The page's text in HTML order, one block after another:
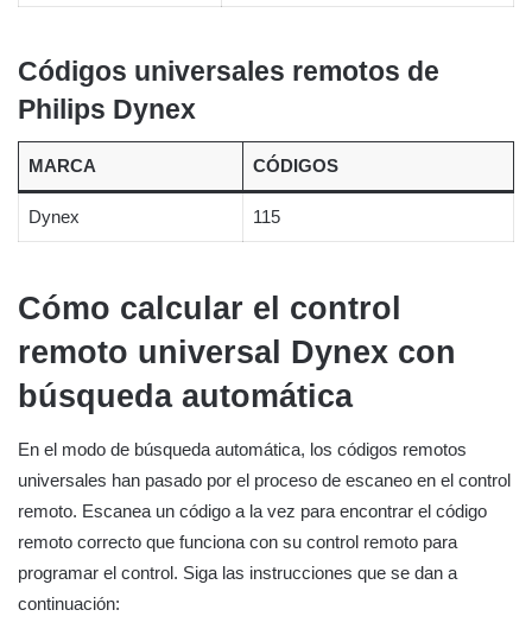
Códigos universales remotos de
Philips Dynex
MARCA CÓDIGOS
Dynex 115
Cómo calcular el control
remoto universal Dynex con
búsqueda automática
En el modo de búsqueda automática, los códigos remotos
universales han pasado por el proceso de escaneo en el control
remoto. Escanea un código a la vez para encontrar el código
remoto correcto que funciona con su control remoto para
programar el control. Siga las instrucciones que se dan a
continuación: